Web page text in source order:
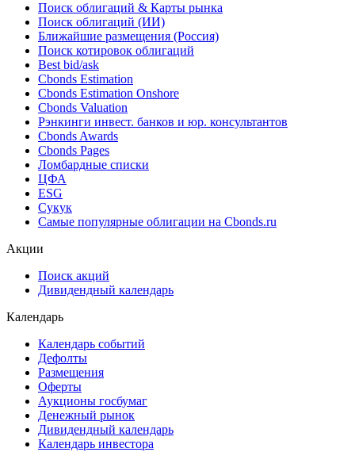
Поиск облигаций & Карты рынка
Поиск облигаций (ИИ)
Ближайшие размещения (Россия)
Поиск котировок облигаций
Best bid/ask
Cbonds Estimation
Cbonds Estimation Onshore
Cbonds Valuation
Рэнкинги инвест. банков и юр. консультантов
Cbonds Awards
Cbonds Pages
Ломбардные списки
ЦФА
ESG
Сукук
Самые популярные облигации на Cbonds.ru
Акции
Поиск акций
Дивидендный календарь
Календарь
Календарь событий
Дефолты
Размещения
Оферты
Аукционы госбумаг
Денежный рынок
Дивидендный календарь
Календарь инвестора